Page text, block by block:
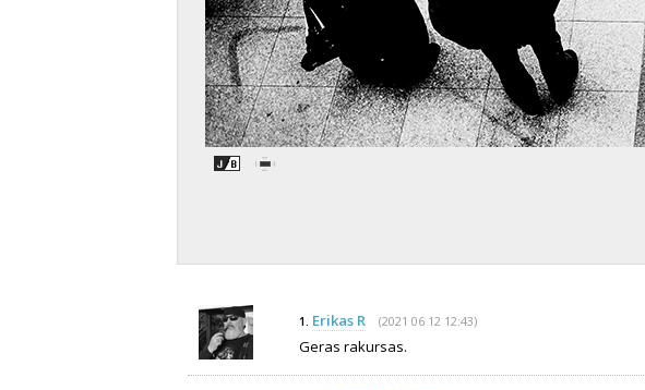
1. Erikas R (2021 06 12 12:43)
Geras rakursas.